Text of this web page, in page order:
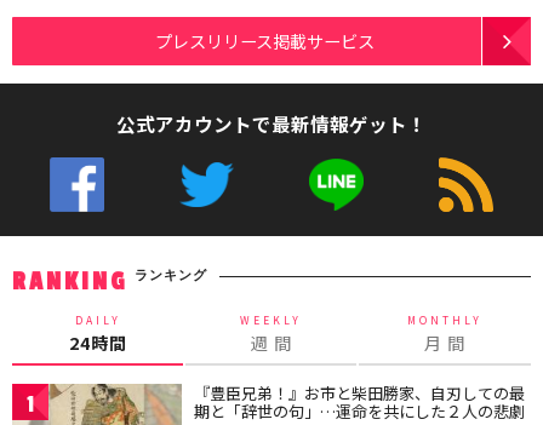
プレスリリース掲載サービス
公式アカウントで最新情報ゲット！
RANKING ランキング
DAILY
24時間
WEEKLY
週 間
MONTHLY
月 間
1 『豊臣兄弟！』お市と柴田勝家、自刃しての最
期と「辞世の句」…運命を共にした２人の悲劇